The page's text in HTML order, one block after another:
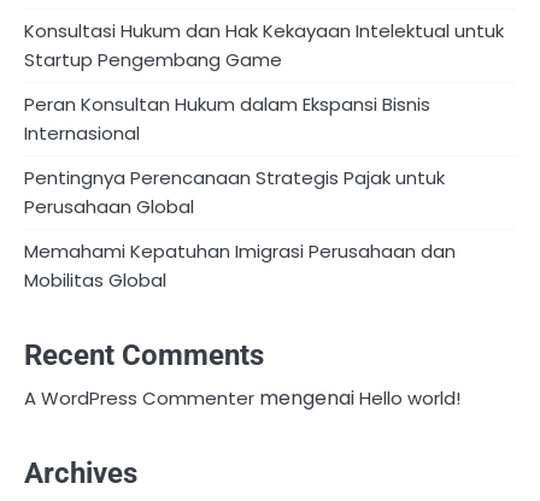
Konsultasi Hukum dan Hak Kekayaan Intelektual untuk
Startup Pengembang Game
Peran Konsultan Hukum dalam Ekspansi Bisnis
Internasional
Pentingnya Perencanaan Strategis Pajak untuk
Perusahaan Global
Memahami Kepatuhan Imigrasi Perusahaan dan
Mobilitas Global
Recent Comments
A WordPress Commenter mengenaiHello world!
Archives